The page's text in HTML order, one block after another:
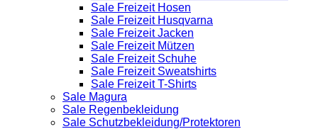
Sale Freizeit Hosen
Sale Freizeit Husqvarna
Sale Freizeit Jacken
Sale Freizeit Mützen
Sale Freizeit Schuhe
Sale Freizeit Sweatshirts
Sale Freizeit T-Shirts
Sale Magura
Sale Regenbekleidung
Sale Schutzbekleidung/Protektoren